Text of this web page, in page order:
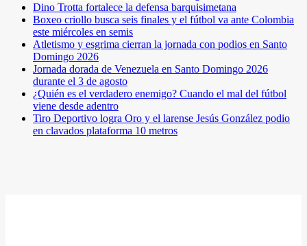
Dino Trotta fortalece la defensa barquisimetana
Boxeo criollo busca seis finales y el fútbol va ante Colombia
este miércoles en semis
Atletismo y esgrima cierran la jornada con podios en Santo
Domingo 2026
Jornada dorada de Venezuela en Santo Domingo 2026
durante el 3 de agosto
¿Quién es el verdadero enemigo? Cuando el mal del fútbol
viene desde adentro
Tiro Deportivo logra Oro y el larense Jesús González podio
en clavados plataforma 10 metros